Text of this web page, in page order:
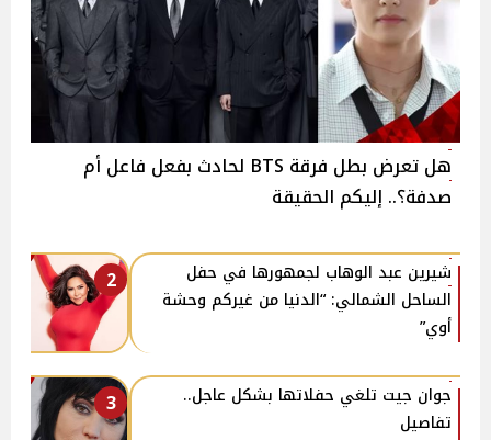
هل تعرض بطل فرقة BTS لحادث بفعل فاعل أم
صدفة؟.. إليكم الحقيقة
2
شيرين عبد الوهاب لجمهورها في حفل
الساحل الشمالي: “الدنيا من غيركم وحشة
أوي”
3
جوان جيت تلغي حفلاتها بشكل عاجل..
تفاصيل